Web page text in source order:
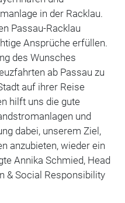
in der Racklau.
Passau-Racklau
Ansprüche erfüllen.
des Wunsches
ab Passau zu
auf ihrer Reise
hilft uns die gute
und
dabei, unserem Ziel,
anzubieten, wieder ein
Annika Schmied, Head
& Social Responsibility